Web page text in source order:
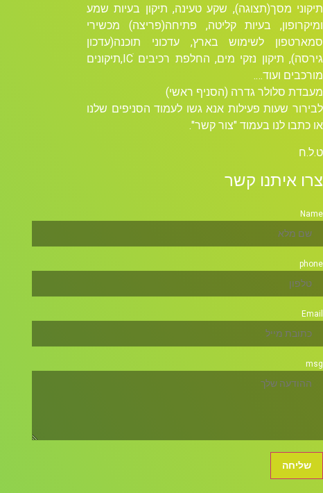
תיקוני מסך(תצוגה), שקע טעינה, תיקון בעיות שמע
ומיקרופון, בעיות קליטה, פתיחה(פריצה) מכשירי
סמארטפון לשימוש בארץ, עדכוני תוכנה(עדכון
גירסה), תיקון נזקי מים, החלפת רכיבים ICׁ,תיקונים
מורכבים ועוד….
מעבדת סלולר גדרה (הסניף ראשי)
לבירור שעות פעילות אנא גשו לעמוד הסניפים שלנו
או כתבו לנו בעמוד "צור קשר".
ט.ל.ח
צרו איתנו קשר
Name
phone
Email
msg
שליחה